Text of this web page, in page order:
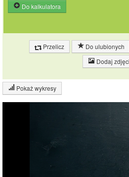
Do kalkulatora
Przelicz Do ulubionych
Dodaj
Pokaż wykresy
Wykres składu produktu